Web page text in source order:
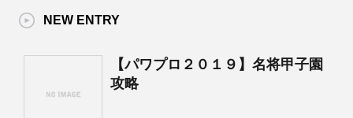
NEW ENTRY
【パワプロ２０１９】名将甲子園
攻略